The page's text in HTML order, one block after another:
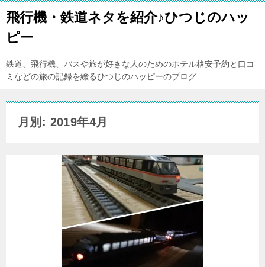
飛行機・鉄道ネタを紹介♪ひつじのハッ
ピー
鉄道、飛行機、バスや旅が好きな人のためのホテル格安予約と口コ
ミなどの旅の記録を綴るひつじのハッピーのブログ
月別: 2019年4月